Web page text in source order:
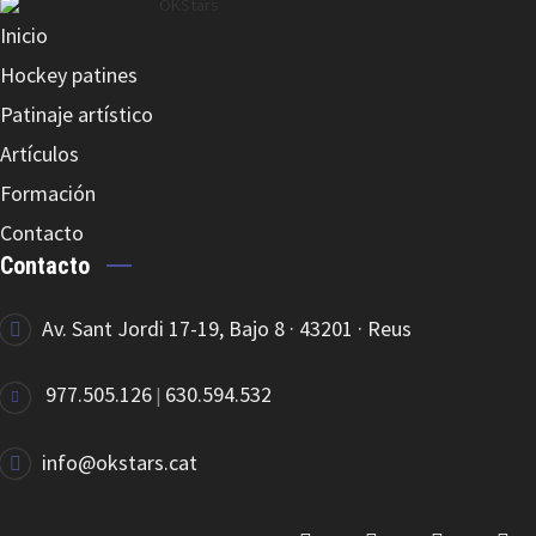
Inicio
Hockey patines
Patinaje artístico
Artículos
Formación
Contacto
Contacto
Av. Sant Jordi 17-19, Bajo 8 · 43201 · Reus
977.505.126 | 630.594.532
info@okstars.cat